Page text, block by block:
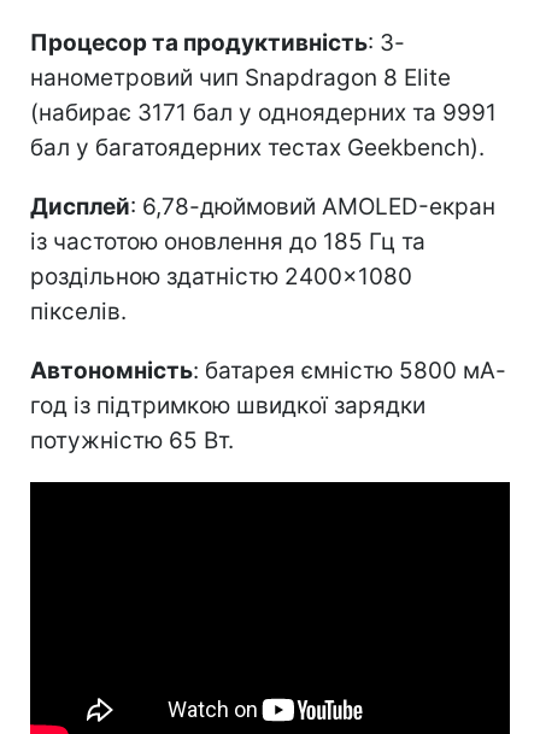
Процесор та продуктивність: 3-
нанометровий чип Snapdragon 8 Elite
(набирає 3171 бал у одноядерних та 9991
бал у багатоядерних тестах Geekbench).
Дисплей: 6,78-дюймовий AMOLED-екран
із частотою оновлення до 185 Гц та
роздільною здатністю 2400×1080
пікселів.
Автономність: батарея ємністю 5800 мА-
год із підтримкою швидкої зарядки
потужністю 65 Вт.